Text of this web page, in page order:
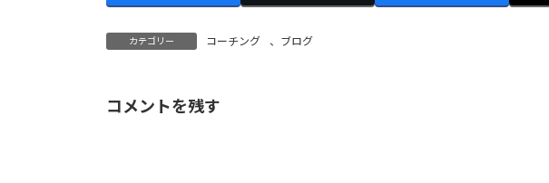
カテゴリー コーチング 、 ブログ
コメントを残す